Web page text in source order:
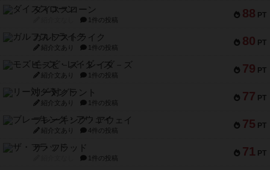
88 PT
ダイススローン
1件の投稿
80 PT
ガルフストライク
紹介文あり 1件の投稿
79 PT
モズビ－ズ・レイダ－ズ
紹介文あり 1件の投稿
77 PT
リー対グラント
紹介文あり 1件の投稿
75 PT
ブレーキング・アウェイ
紹介文あり 4件の投稿
71 PT
ザ・フラッド
1件の投稿